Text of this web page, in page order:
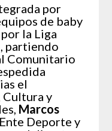
por
de baby
la Liga
partiendo
Comunitario
el
y
Marcos
Deporte y